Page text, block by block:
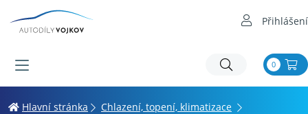
Přihlášení
0
Hlavní stránka
Chlazení, topení, klimatizace